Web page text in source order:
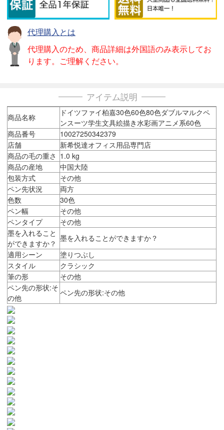
代理購入とは
代理購入のため、商品詳細は外国語のみ表示してお
ります。ご理解ください。
アイテム説明
商品名称
ドイツファイ柏嘉30色60色80色ダブルマルクペ
ンスーツ学生文具絵描き水彩画アニメ系60色
商品番号
10027250342379
店舗
新希悦達オフィス用品専門店
商品の毛の重さ 1.0 kg
商品の産地
中国大陸
包装方式
その他
ペン先状況
両方
色数
30色
ペン幅
その他
ペンタイプ
その他
墨を入れること
ができますか？
墨を入れることができますか？
適用シーン
塗りつぶし
スタイル
クラシック
筆の形
その他
ペン先の形状:そ
の他
ペン先の形状:その他